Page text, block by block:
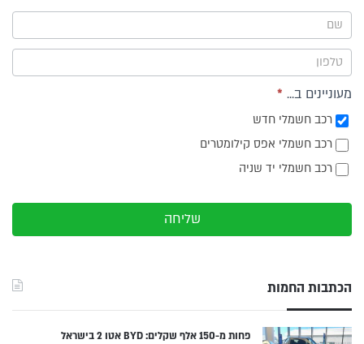
תפריט
צד
מעוניינים ב... *
רכב חשמלי חדש
רכב חשמלי אפס קילומטרים
רכב חשמלי יד שניה
שליחה
הכתבות החמות
פחות מ-150 אלף שקלים: BYD אטו 2 בישראל